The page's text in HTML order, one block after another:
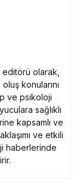
editörü olarak,
konularını
ve psikoloji
sağlıklı
kapsamlı ve
ve etkili
haberlerinde